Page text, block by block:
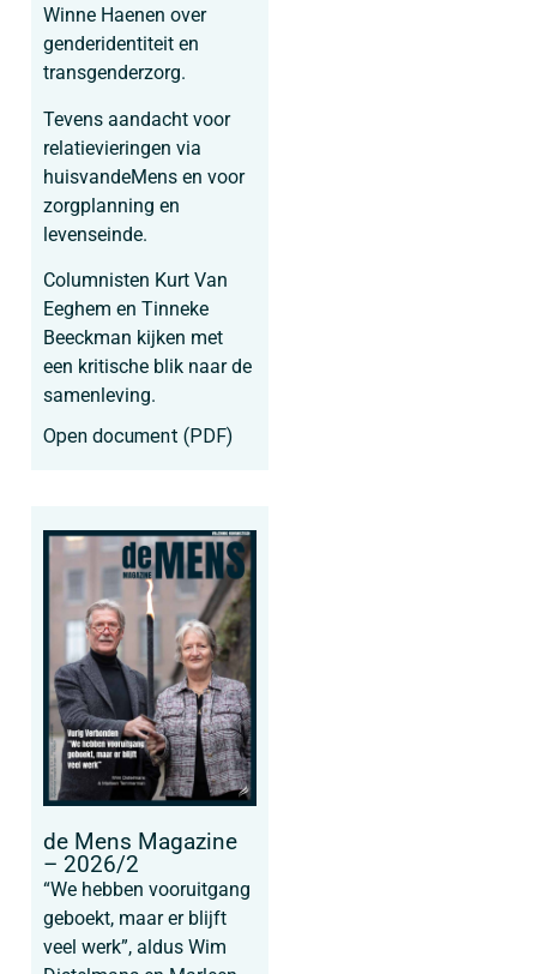
Winne Haenen over
genderidentiteit en
transgenderzorg.
Tevens aandacht voor
relatievieringen via
huisvandeMens en voor
zorgplanning en
levenseinde.
Columnisten Kurt Van
Eeghem en Tinneke
Beeckman kijken met
een kritische blik naar de
samenleving.
Open document (PDF)
de Mens Magazine
– 2026/2
“We hebben vooruitgang
geboekt, maar er blijft
veel werk”, aldus Wim